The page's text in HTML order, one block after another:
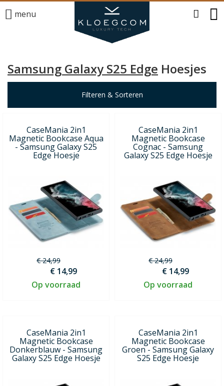
menu
Samsung Galaxy S25 Edge Hoesjes
Filteren & Sorteren
CaseMania 2in1
Magnetic Bookcase Aqua
- Samsung Galaxy S25
Edge Hoesje
€ 24,99
€ 14,99
Op voorraad
CaseMania 2in1
Magnetic Bookcase
Cognac - Samsung
Galaxy S25 Edge Hoesje
€ 24,99
€ 14,99
Op voorraad
CaseMania 2in1
Magnetic Bookcase
Donkerblauw - Samsung
Galaxy S25 Edge Hoesje
CaseMania 2in1
Magnetic Bookcase
Groen - Samsung Galaxy
S25 Edge Hoesje